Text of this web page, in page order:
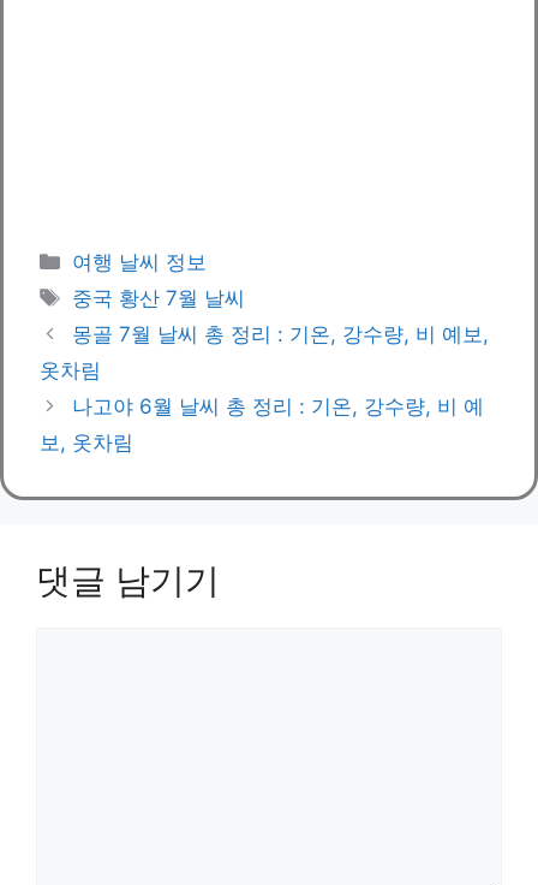
카
테
고
리
여행 날씨 정보
태
그
중국 황산 7월 날씨
몽골 7월 날씨 총 정리 : 기온, 강수량, 비 예보,
옷차림
나고야 6월 날씨 총 정리 : 기온, 강수량, 비 예
보, 옷차림
댓글 남기기